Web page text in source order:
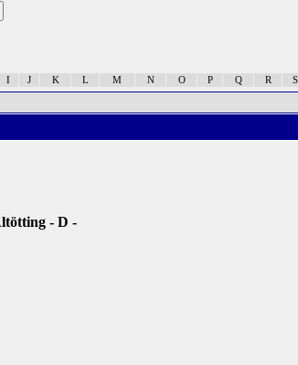
I J K L M N O P Q R S
- D -